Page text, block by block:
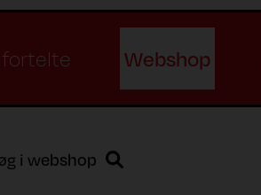
Webshop
i webshop